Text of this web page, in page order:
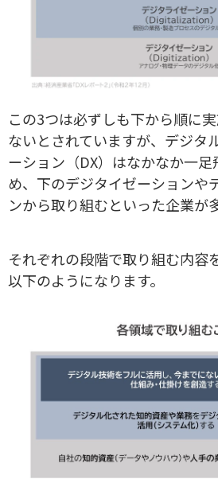
この3つは必ずしも下から順に
ないとされていますが、デジタ
ーション（DX）はなかなか一
め、下のデジタイゼーションや
ンから取り組むといった企業が
それぞれの段階で取り組む内容
以下のようになります。